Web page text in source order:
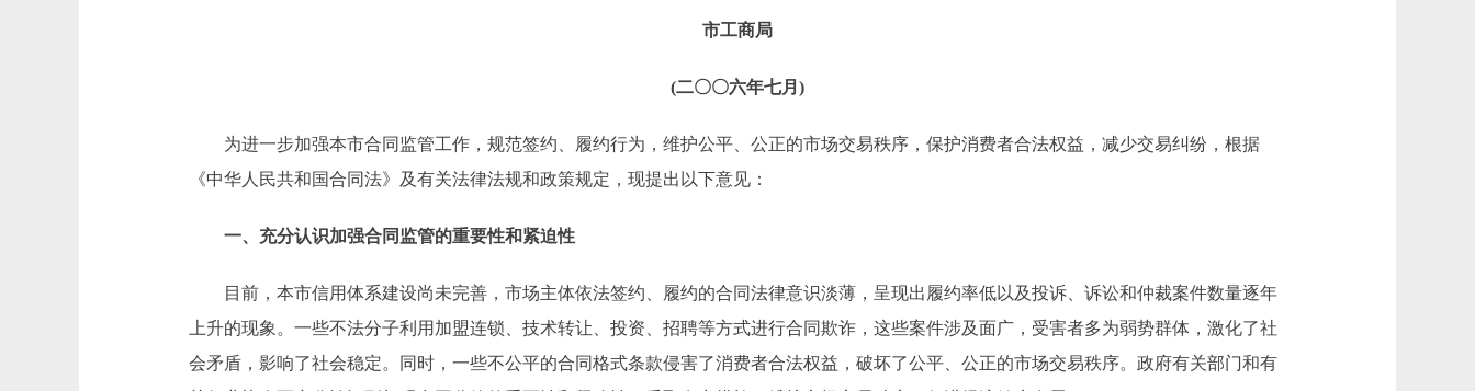
市工商局
(二〇〇六年七月)
为进一步加强本市合同监管工作，规范签约、履约行为，维护公平、公正的市场交易秩序，保护消费者合法权益，减少交易纠纷，根据
《中华人民共和国合同法》及有关法律法规和政策规定，现提出以下意见：
一、充分认识加强合同监管的重要性和紧迫性
目前，本市信用体系建设尚未完善，市场主体依法签约、履约的合同法律意识淡薄，呈现出履约率低以及投诉、诉讼和仲裁案件数量逐年
上升的现象。一些不法分子利用加盟连锁、技术转让、投资、招聘等方式进行合同欺诈，这些案件涉及面广，受害者多为弱势群体，激化了社
会矛盾，影响了社会稳定。同时，一些不公平的合同格式条款侵害了消费者合法权益，破坏了公平、公正的市场交易秩序。政府有关部门和有